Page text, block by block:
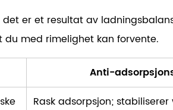
er et resultat av
med rimelighet kan forvente.
Anti-
Rask adsorpsjon;